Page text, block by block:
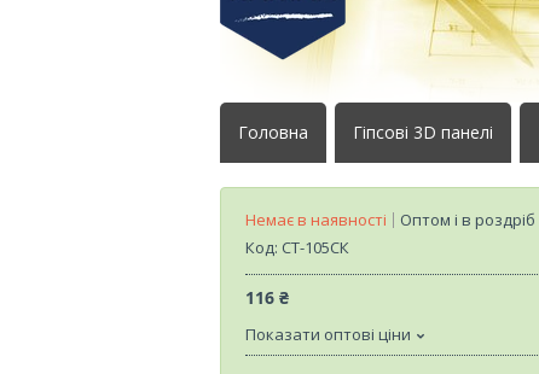
Головна Гіпсові 3D панелі
Немає в наявності
Оптом і в роздріб
Код: СТ-105СК
116 ₴
Показати оптові ціни